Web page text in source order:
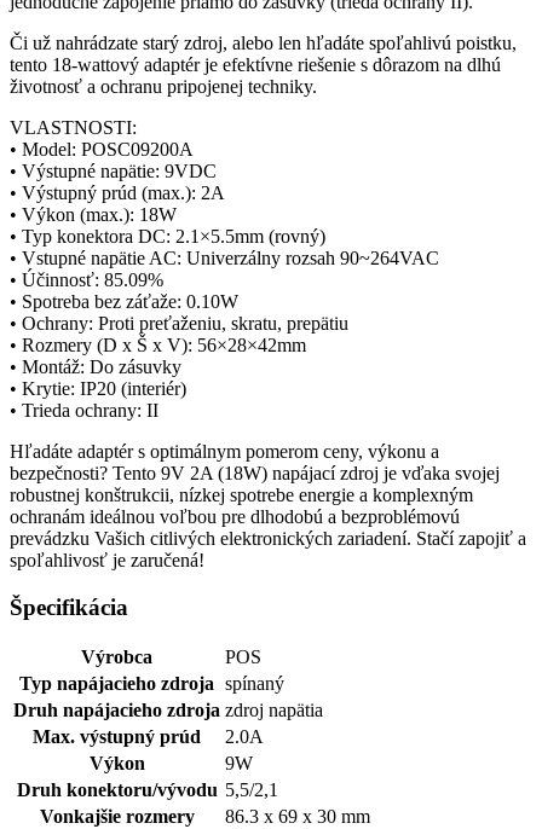
Či už nahrádzate starý zdroj, alebo len hľadáte spoľahlivú poistku,
tento 18-wattový adaptér je efektívne riešenie s dôrazom na dlhú
životnosť a ochranu pripojenej techniky.
VLASTNOSTI:
• Model: POSC09200A
• Výstupné napätie: 9VDC
• Výstupný prúd (max.): 2A
• Výkon (max.): 18W
• Typ konektora DC: 2.1×5.5mm (rovný)
• Vstupné napätie AC: Univerzálny rozsah 90~264VAC
• Účinnosť: 85.09%
• Spotreba bez záťaže: 0.10W
• Ochrany: Proti preťaženiu, skratu, prepätiu
• Rozmery (D x Š x V): 56×28×42mm
• Montáž: Do zásuvky
• Krytie: IP20 (interiér)
• Trieda ochrany: II
Hľadáte adaptér s optimálnym pomerom ceny, výkonu a
bezpečnosti? Tento 9V 2A (18W) napájací zdroj je vďaka svojej
robustnej konštrukcii, nízkej spotrebe energie a komplexným
ochranám ideálnou voľbou pre dlhodobú a bezproblémovú
prevádzku Vašich citlivých elektronických zariadení. Stačí zapojiť a
spoľahlivosť je zaručená!
Špecifikácia
Výrobca
POS
Typ napájacieho zdroja spínaný
Druh napájacieho zdroja zdroj napätia
Max. výstupný prúd
2.0A
Výkon
9W
Druh konektoru/vývodu 5,5/2,1
Vonkajšie rozmery
86.3 x 69 x 30 mm